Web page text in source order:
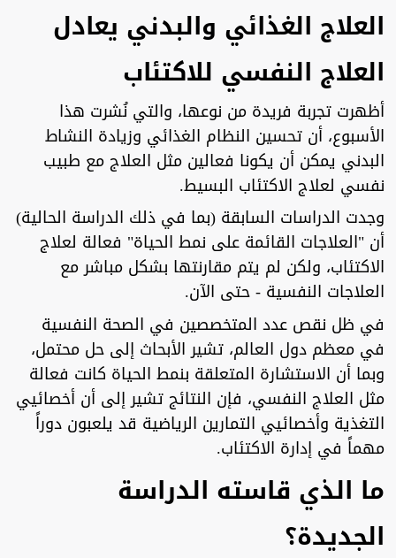
العلاج الغذائي والبدني يعادل
العلاج النفسي للاكتئاب
أظهرت تجربة فريدة من نوعها، والتي نُشرت هذا
الأسبوع، أن تحسين النظام الغذائي وزيادة النشاط
البدني يمكن أن يكونا فعالين مثل العلاج مع طبيب
نفسي لعلاج الاكتئاب البسيط.
وجدت الدراسات السابقة (بما في ذلك الدراسة الحالية)
أن "العلاجات القائمة على نمط الحياة" فعالة لعلاج
الاكتئاب، ولكن لم يتم مقارنتها بشكل مباشر مع
العلاجات النفسية - حتى الآن.
في ظل نقص عدد المتخصصين في الصحة النفسية
في معظم دول العالم، تشير الأبحاث إلى حل محتمل،
وبما أن الاستشارة المتعلقة بنمط الحياة كانت فعالة
مثل العلاج النفسي، فإن النتائج تشير إلى أن أخصائيي
التغذية وأخصائيي التمارين الرياضية قد يلعبون دوراً
مهماً في إدارة الاكتئاب.
ما الذي قاسته الدراسة
الجديدة؟